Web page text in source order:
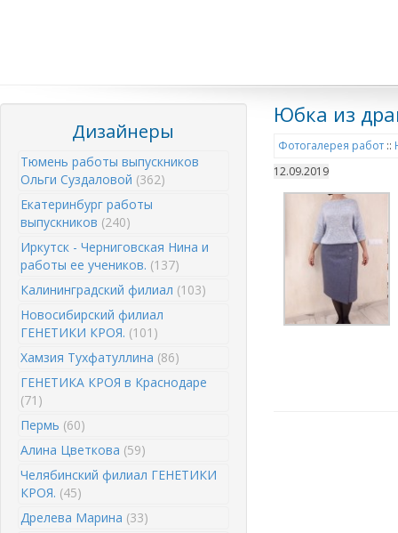
Дизайнеры
Тюмень работы выпускников
Ольги Суздаловой (362)
Екатеринбург работы
выпускников (240)
Иркутск - Черниговская Нина и
работы ее учеников. (137)
Калининградский филиал (103)
Новосибирский филиал
ГЕНЕТИКИ КРОЯ. (101)
Хамзия Тухфатуллина (86)
ГЕНЕТИКА КРОЯ в Краснодаре
(71)
Пермь (60)
Алина Цветкова (59)
Челябинский филиал ГЕНЕТИКИ
КРОЯ. (45)
Дрелева Марина (33)
Юбка из
Фотогалерея работ::
12.09.2019